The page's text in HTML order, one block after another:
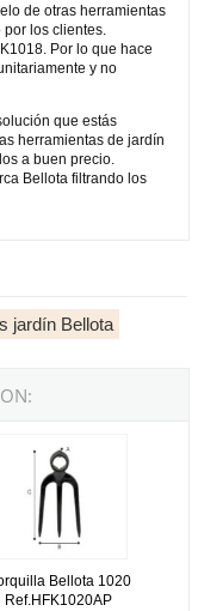
de otras herramientas
los clientes.
Por lo que hace
y no
que estás
herramientas de jardín
a buen precio.
Bellota filtrando los
jardín Bellota
Bellota 1020
Ref.HFK1020AP